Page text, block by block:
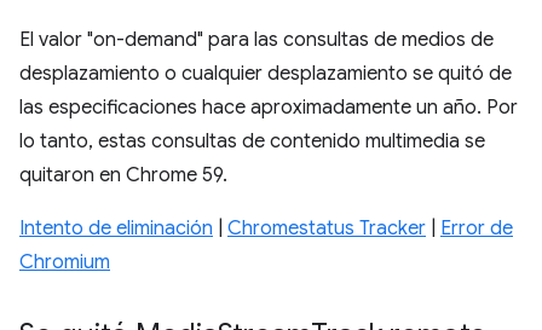
El valor "on-demand" para las consultas de medios de
desplazamiento o cualquier desplazamiento se quitó de
las especificaciones hace aproximadamente un año. Por
lo tanto, estas consultas de contenido multimedia se
quitaron en Chrome 59.
Intento de eliminación Chromestatus Tracker
Error de
Chromium